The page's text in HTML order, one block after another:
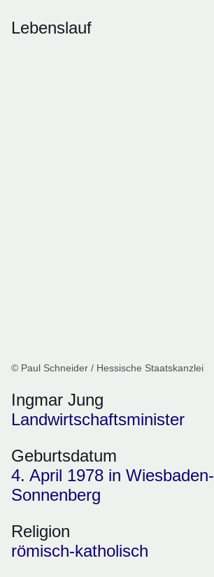
Lebenslauf
© Paul Schneider / Hessische Staatskanzlei
Ingmar Jung
Landwirtschaftsminister
Geburtsdatum
4. April 1978 in Wiesbaden-
Sonnenberg
Religion
römisch-katholisch